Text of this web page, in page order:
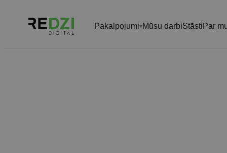
Pakalpojumi▾Mūsu darbiStāsti Par